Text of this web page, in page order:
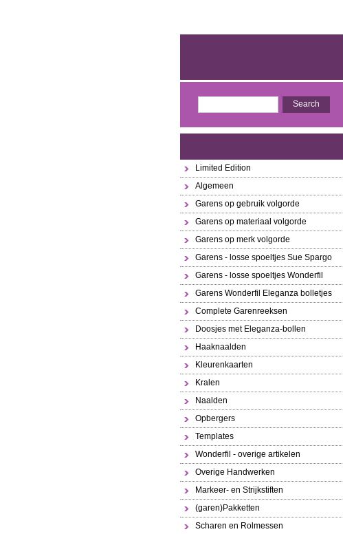
Limited Edition
Algemeen
Garens op gebruik volgorde
Garens op materiaal volgorde
Garens op merk volgorde
Garens - losse spoeltjes Sue Spargo
Garens - losse spoeltjes Wonderfil
Garens Wonderfil Eleganza bolletjes
Complete Garenreeksen
Doosjes met Eleganza-bollen
Haaknaalden
Kleurenkaarten
Kralen
Naalden
Opbergers
Templates
Wonderfil - overige artikelen
Overige Handwerken
Markeer- en Strijkstiften
(garen)Pakketten
Scharen en Rolmessen